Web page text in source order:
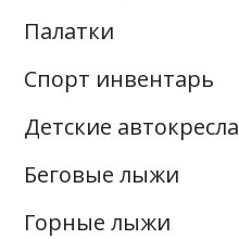
Палатки
Спорт инвентарь
Детские автокресла
Беговые лыжи
Горные лыжи